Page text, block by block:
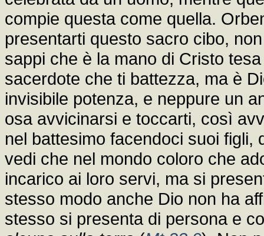
compie questa come quella.
presentarti questo sacro cibo,
sappi che è la mano di Cristo
sacerdote che ti battezza, ma è
invisibile potenza, e neppure un
osa avvicinarsi e toccarti, così
nel battesimo facendoci suoi
vedi che nel mondo coloro che
incarico ai loro servi, ma si
stesso modo anche Dio non ha
stesso si presenta di persona e